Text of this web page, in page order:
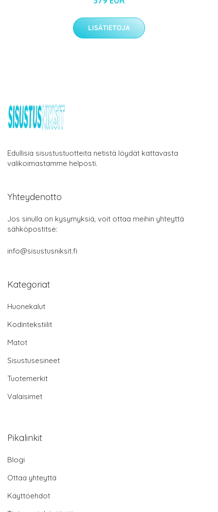
LISÄTIETOJA
Edullisia sisustustuotteita netistä löydät kattavasta
valikoimastamme helposti.
Yhteydenotto
Jos sinulla on kysymyksiä, voit ottaa meihin yhteyttä
sähköpostitse:
info@sisustusniksit.fi
Kategoriat
Huonekalut
Kodintekstiilit
Matot
Sisustusesineet
Tuotemerkit
Valaisimet
Pikalinkit
Blogi
Ottaa yhteyttä
Käyttöehdot